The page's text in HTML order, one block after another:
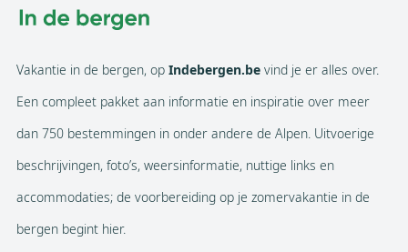
Vakantie in de bergen, op Indebergen.be vind je er alles over.
Een compleet pakket aan informatie en inspiratie over meer
dan 750 bestemmingen in onder andere de Alpen. Uitvoerige
beschrijvingen, foto’s, weersinformatie, nuttige links en
accommodaties; de voorbereiding op je zomervakantie in de
bergen begint hier.